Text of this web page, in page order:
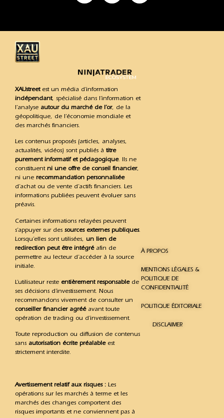
XAUstreetest un média d’information
indépendant, spécialisé dans l’information et
l’analyse autour du marché de l’or, de la
géopolitique, de l’économie mondiale et
des marchés financiers.
Les contenus proposés (articles, analyses,
actualités, vidéos) sont publiés à titre
purement informatif et pédagogique. Ils ne
constituent ni une offre de conseil financier,
ni une recommandation personnalisée
d’achat ou de vente d’actifs financiers. Les
informations publiées peuvent évoluer sans
préavis.
Certaines informations relayées peuvent
s’appuyer sur des sources externes publiques.
Lorsqu’elles sont utilisées, un lien de
redirection peut être intégréafin de
permettre au lecteur d’accéder à la source
initiale.
L’utilisateur reste entièrement responsablede
ses décisions d’investissement. Nous
recommandons vivement de consulter un
conseiller financier agrééavant toute
opération de trading ou d’investissement.
Toute reproduction ou diffusion de contenus
sans autorisation écrite préalableest
strictement interdite.
Avertissement relatif aux risques : Les
opérations sur les marchés à terme et les
marchés des changes comportent des
risques importants et ne conviennent pas à
À PROPOS
MENTIONS LÉGALES &
POLITIQUE DE
CONFIDENTIALITÉ
POLITIQUE ÉDITORIALE
DISCLAIMER